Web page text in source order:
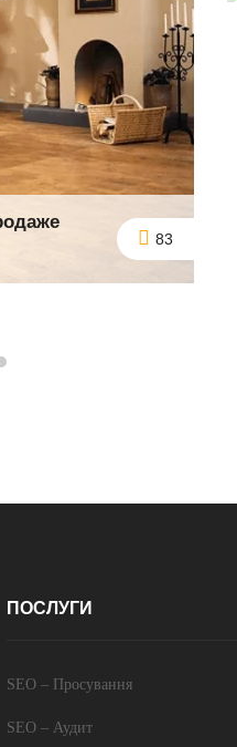
83
ПОСЛУГИ
SEO – Просування
SEO – Аудит